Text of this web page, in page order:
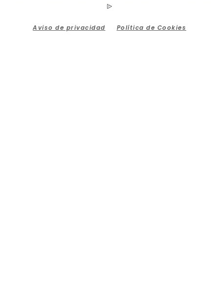
Aviso de privacidad Política de Cookies